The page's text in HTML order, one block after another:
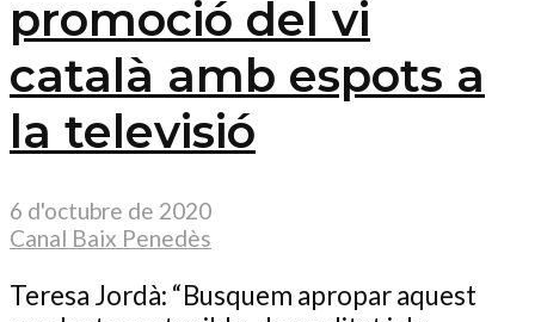
promoció del vi
català amb espots a
la televisió
6 d'octubre de 2020
Canal Baix Penedès
Teresa Jordà: “Busquem apropar aquest